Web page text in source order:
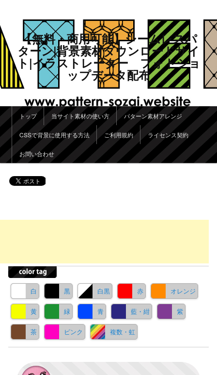
【無料・商用可能】シームレスパ
ターン|背景素材ダウンロードサイ
ト|イラストレーター フォトショ
ップデータ配布
メインメニュー
メインコンテンツへ移動
サブコンテンツへ移動
トップ 当サイト素材の使い方 パターン素材アレンジ
CSSで背景に使用する方法 ご利用規約 ライセンス契約
お問い合わせ
白 黒 白黒 赤 オレンジ
黄 緑 青 藍・紺 紫
茶 ピンク 複数・虹